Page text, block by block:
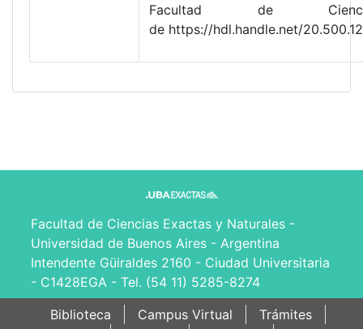
Facultad de
de https://hdl.handle.net/
Facultad de Ciencias Exactas y Naturales -
Universidad de Buenos Aires - Argentina
Intendente Güiraldes 2160 - Ciudad Universitaria
- C1428EGA - Tel. (54 11) 5285-8274
Biblioteca
Campus Virtual
Trámites